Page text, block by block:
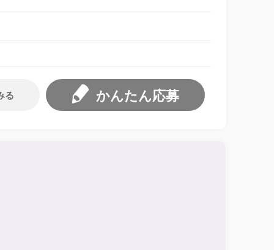
かんたん応募
る